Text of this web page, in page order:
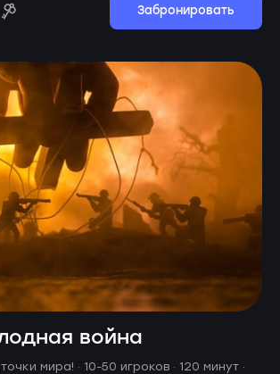
Забронировать
война
мира! · 10-50 игроков · 120 минут ·